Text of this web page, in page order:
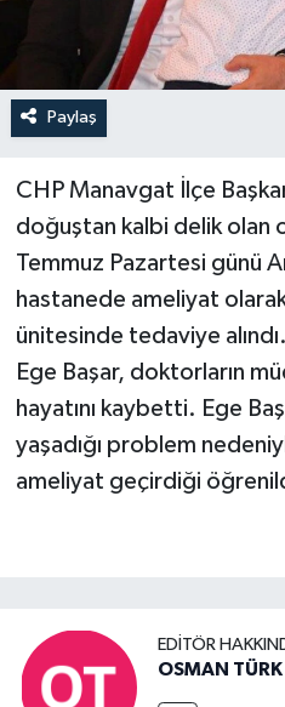
Paylaş
CHP Manavgat İlçe
doğuştan kalbi delik olan
Temmuz Pazartesi günü
hastanede ameliyat
ünitesinde tedaviye
Ege Başar, doktorların
hayatını kaybetti. Ege
yaşadığı problem
ameliyat geçirdiği
EDITÖR
OSMAN TÜRK